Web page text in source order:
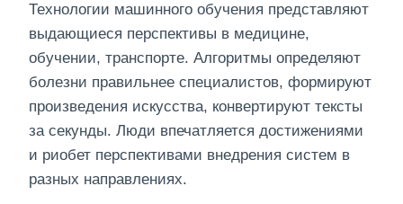
Технологии машинного обучения представляют
выдающиеся перспективы в медицине,
обучении, транспорте. Алгоритмы определяют
болезни правильнее специалистов, формируют
произведения искусства, конвертируют тексты
за секунды. Люди впечатляется достижениями
и риобет перспективами внедрения систем в
разных направлениях.